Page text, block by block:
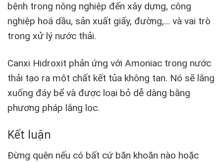
bệnh trong nông nghiệp đến xây dựng, công
nghiệp hoá dầu, sản xuất giấy, đường,… và vai trò
trong xử lý nước thải.
Canxi Hidroxit phản ứng với Amoniac trong nước
thải tạo ra một chất kết tủa không tan. Nó sẽ lắng
xuống đáy bể và được loại bỏ dễ dàng bằng
phương pháp lắng lọc.
Kết luận
Đừng quên nếu có bất cứ băn khoăn nào hoặc